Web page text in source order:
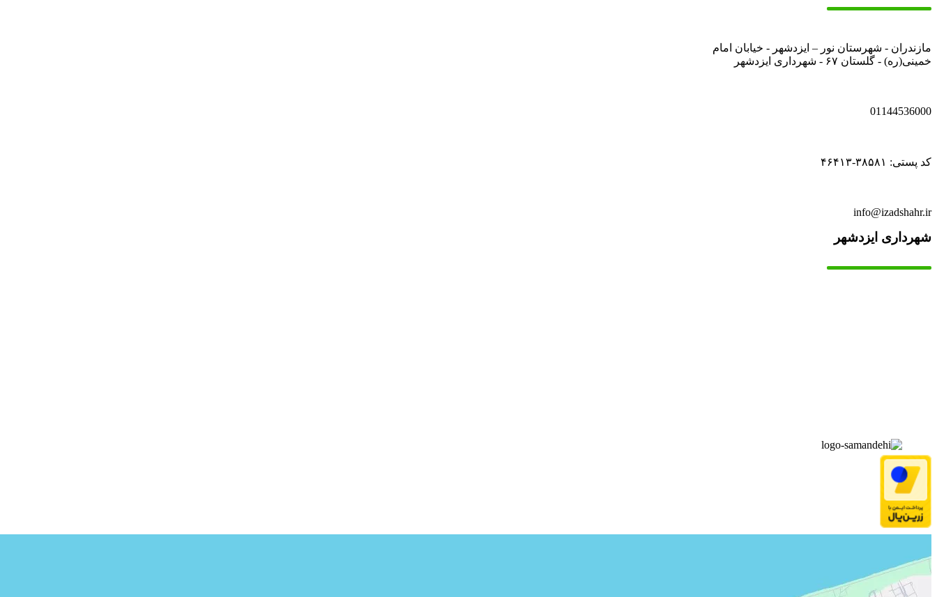
مازندران - شهرستان نور – ایزدشهر - خیابان امام
خمینی(ره) - گلستان ۶۷ - شهرداری ایزدشهر
01144536000
کد پستی: ۳۸۵۸۱-۴۶۴۱۳
info@izadshahr.ir
شهرداری ایزدشهر